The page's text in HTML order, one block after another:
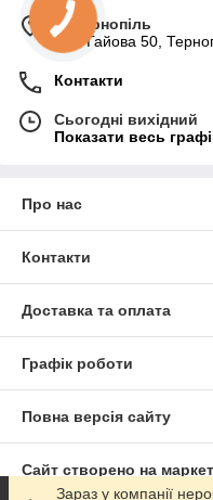
м. Тернопіль
вул. Гайова 50,
Контакти
Сьогодні вихідний
Показати весь
Про нас
Контакти
Доставка та оплата
Графік роботи
Повна версія сайту
Сайт створено на
Зараз у компанії